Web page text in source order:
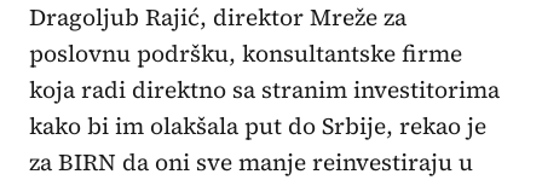
Dragoljub Rajić, direktor Mreže za
poslovnu podršku, konsultantske firme
koja radi direktno sa stranim investitorima
kako bi im olakšala put do Srbije, rekao je
za BIRN da oni sve manje reinvestiraju u